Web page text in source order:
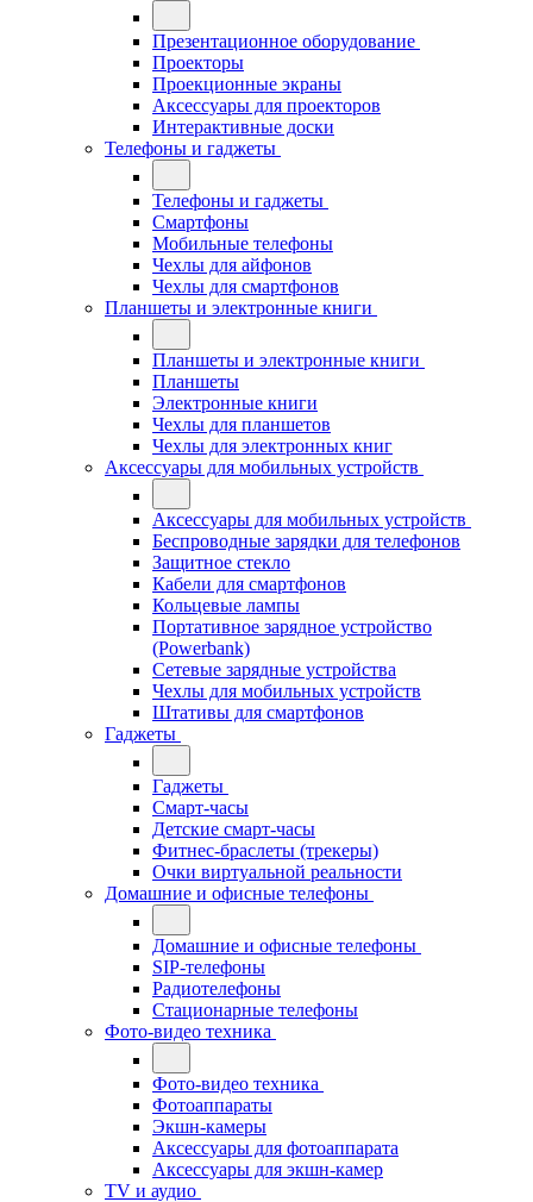
Презентационное оборудование
Проекторы
Проекционные экраны
Аксессуары для проекторов
Интерактивные доски
Телефоны и гаджеты
Телефоны и гаджеты
Смартфоны
Мобильные телефоны
Чехлы для айфонов
Чехлы для смартфонов
Планшеты и электронные книги
Планшеты и электронные книги
Планшеты
Электронные книги
Чехлы для планшетов
Чехлы для электронных книг
Аксессуары для мобильных устройств
Аксессуары для мобильных устройств
Беспроводные зарядки для телефонов
Защитное стекло
Кабели для смартфонов
Кольцевые лампы
Портативное зарядное устройство
(Powerbank)
Сетевые зарядные устройства
Чехлы для мобильных устройств
Штативы для смартфонов
Гаджеты
Гаджеты
Смарт-часы
Детские смарт-часы
Фитнес-браслеты (трекеры)
Очки виртуальной реальности
Домашние и офисные телефоны
Домашние и офисные телефоны
SIP-телефоны
Радиотелефоны
Стационарные телефоны
Фото-видео техника
Фото-видео техника
Фотоаппараты
Экшн-камеры
Аксессуары для фотоаппарата
Аксессуары для экшн-камер
TV и аудио